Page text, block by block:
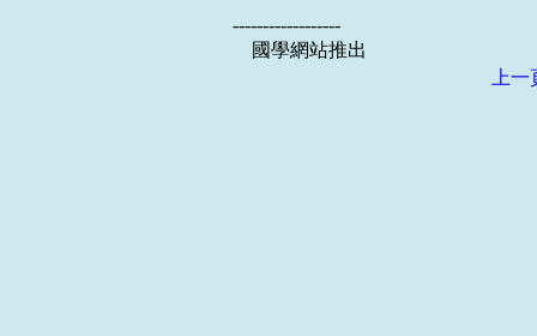
    ------------------
上一